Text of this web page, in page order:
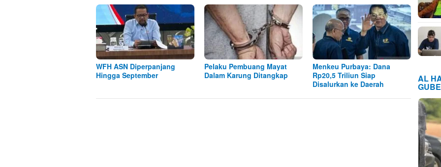
WFH ASN Diperpanjang
Hingga September
Pelaku Pembuang Mayat
Dalam Karung Ditangkap
Menkeu Purbaya: Dana
Rp20,5 Triliun Siap
Disalurkan ke Daerah
AL